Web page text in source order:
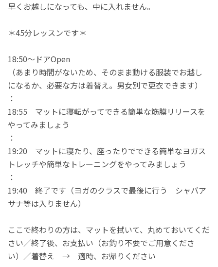
早くお越しになっても、中に入れません。
＊45分レッスンです＊
18:50〜ドアOpen
（あまり時間がないため、そのまま動ける服装でお越し
になるか、必要な方は着替え。男女別で更衣できます）
：
18:55 マットに寝転がってできる簡単な筋膜リリースを
やってみましょう
：
19:20 マットに寝たり、座ったりでできる簡単なヨガス
トレッチや簡単なトレーニングをやってみましょう
：
19:40 終了です（ヨガのクラスで最後に行う シャバア
サナ等は入りません）
ここで終わりの方は、マットを拭いて、丸めておいてくだ
さい／終了後、お支払い（お釣り不要でご用意くださ
い）／着替え → 適時、お帰りください